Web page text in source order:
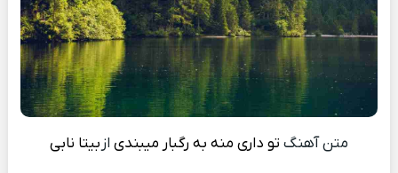
متن آهنگ تو داری منه به رگبار میبندی ازبیتا نابی